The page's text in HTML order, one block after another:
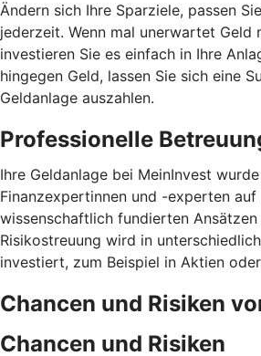
Ändern sich Ihre Sparziele, passen
jederzeit. Wenn mal unerwartet Geld
investieren Sie es einfach in Ihre
hingegen Geld, lassen Sie sich eine
Geldanlage auszahlen.
Professionelle
Ihre Geldanlage bei MeinInvest
Finanzexpertinnen und -experten auf
wissenschaftlich fundierten
Risikostreuung wird in
investiert, zum Beispiel in Aktien
Chancen und Risiken
Chancen und Risiken